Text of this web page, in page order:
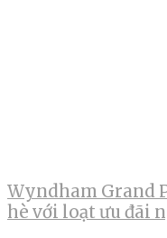
Wyndham Grand
hè với loạt ưu đãi